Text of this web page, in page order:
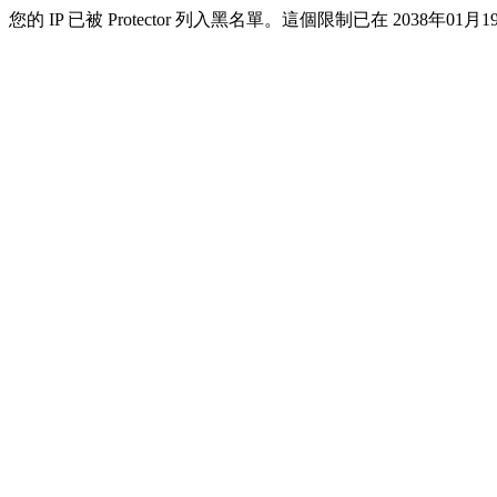
您的 IP 已被 Protector 列入黑名單。這個限制已在 2038年01月